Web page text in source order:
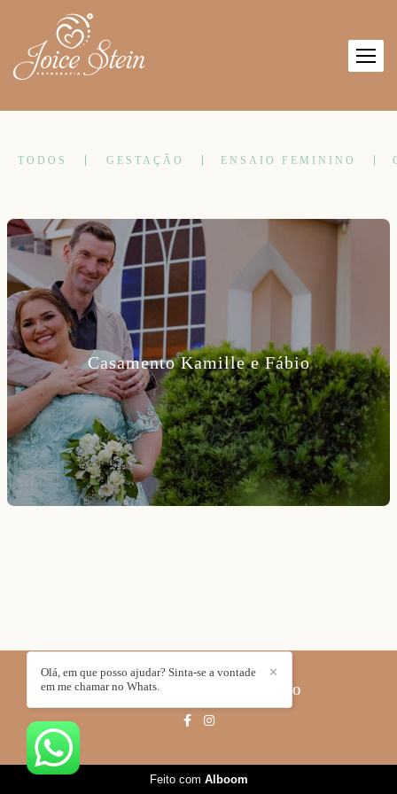
TODOS GESTAÇÃO ENSAIO FEMININO
Casamento Kamille e Fábio
JOICE STEIN FOTOGRAFIA CONTATO
✕
Olá, em que posso ajudar? Sinta-se a vontade
em me chamar no Whats.
Feito com Alboom